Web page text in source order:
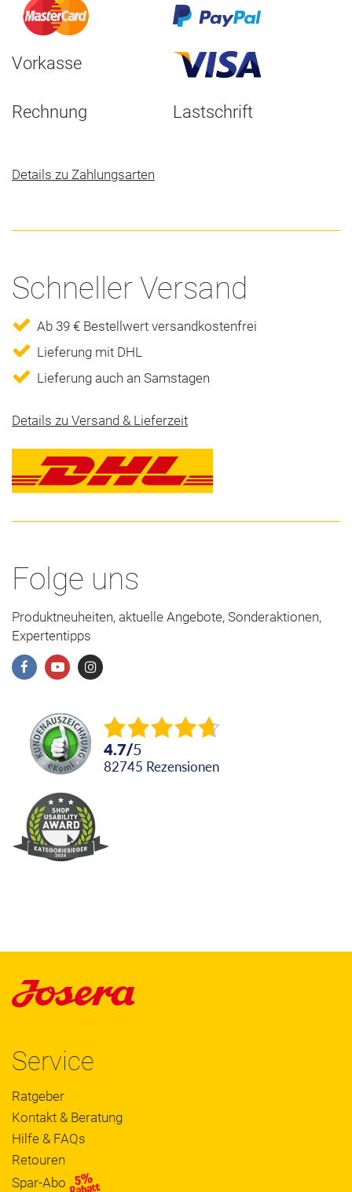
Vorkasse
Rechnung Lastschrift
Details zu Zahlungsarten
Schneller Versand
Ab 39 € Bestellwert versandkostenfrei
Lieferung mit DHL
Lieferung auch an Samstagen
Details zu Versand & Lieferzeit
Folge uns
Produktneuheiten, aktuelle Angebote, Sonderaktionen,
Expertentipps
4.7/5
82745 Rezensionen
Service
Ratgeber
Kontakt & Beratung
Hilfe & FAQs
Retouren
Spar-Abo